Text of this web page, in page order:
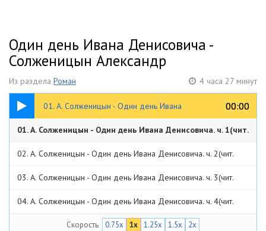
Один день Ивана Денисовича -
Солженицын Александр
Из раздела Роман 4 часа 27 минут
01. А. Солженицын - Один день Ивана
Денисовича. ч. 1(чит. Ильин Р)
00:00
00:00
09:41
01. А. Солженицын - Один день Ивана Денисовича. ч. 1(чит.
Ильин Р) 09:41
02. А. Солженицын - Один день Ивана Денисовича. ч. 2(чит.
Ильин Р) 08:45
03. А. Солженицын - Один день Ивана Денисовича. ч. 3(чит.
Ильин Р) 05:41
04. А. Солженицын - Один день Ивана Денисовича. ч. 4(чит.
05. А. Солженицын - Один день Ивана Денисовича. ч. 5(чит.
Скорость 0.75x 1x 1.25x 1.5x 2x